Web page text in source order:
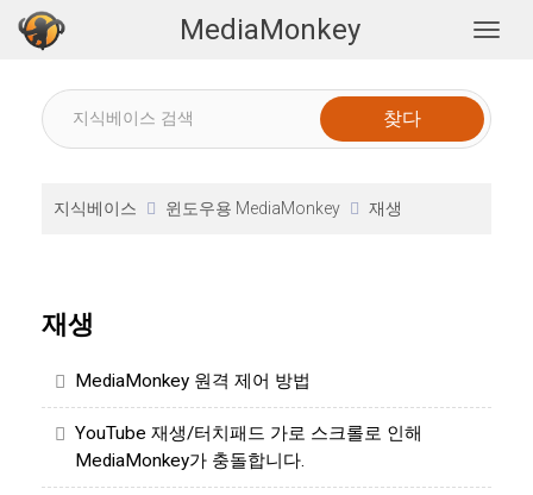
MediaMonkey
지식베이스 윈도우용 MediaMonkey 재생
재생
MediaMonkey 원격 제어 방법
YouTube 재생/터치패드 가로 스크롤로 인해
MediaMonkey가 충돌합니다.